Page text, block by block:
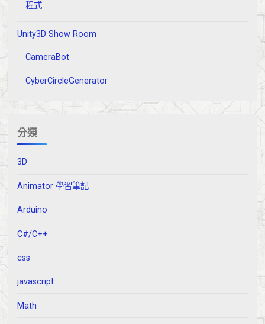
程式
Unity3D Show Room
CameraBot
CyberCircleGenerator
分類
3D
Animator 學習筆記
Arduino
C#/C++
css
javascript
Math